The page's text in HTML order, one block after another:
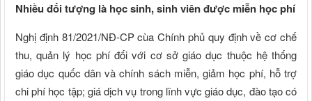
Nhiều đối tượng là học sinh, sinh viên được miễn học phí
Nghị định 81/2021/NĐ-CP cùa Chính phủ quy định về cơ chế
thu, quản lý học phí đối với cơ sở giáo dục thuộc hệ thống
giáo dục quốc dân và chính sách miễn, giảm học phí, hỗ trợ
chi phí học tập; giá dịch vụ trong lĩnh vực giáo dục, đào tạo có